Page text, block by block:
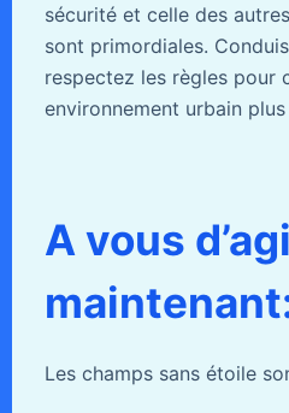
sécurité et celle des
sont primordiales.
respectez les règles pour
environnement urbain plus
A vous
Les champs sans étoile